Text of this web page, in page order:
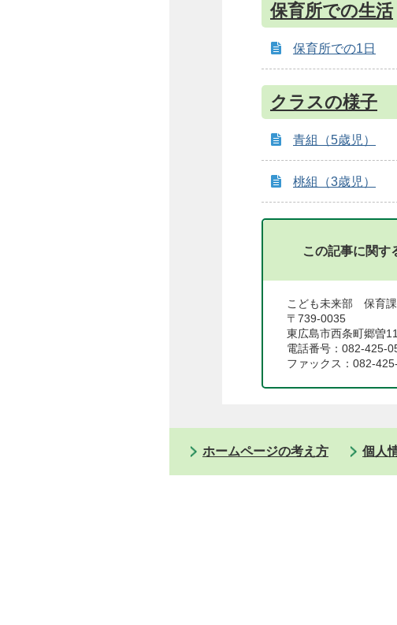
保育所での生活
保育所での1日
クラスの様子
青組（5歳児）
桃組（3歳児）
この記事に関す
こども未来部 保育
〒739‐0035
東広島市西条町郷曽
電話番号：082-425-
ファックス：082-
ホームページの考え方 個人